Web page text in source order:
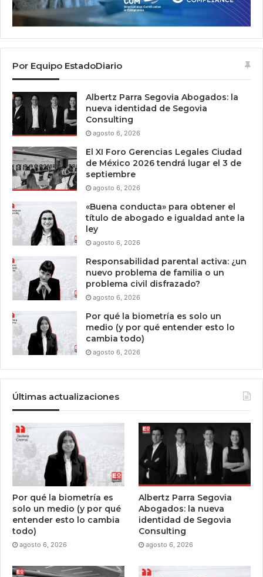
Por Equipo EstadoDiario
Albertz Parra Segovia Abogados: la
nueva identidad de Segovia
Consulting
agosto 6, 2026
El XI Foro Gerencias Legales Ciudad
de México 2026 tendrá lugar el 3 de
septiembre
agosto 6, 2026
«Buena conducta» para obtener el
título de abogado e igualdad ante la
ley
agosto 6, 2026
Responsabilidad parental activa: ¿un
nuevo problema de familia o un
problema civil disfrazado?
agosto 6, 2026
Por qué la biometría es solo un
medio (y por qué entender esto lo
cambia todo)
agosto 6, 2026
Últimas actualizaciones
Por qué la biometría es
solo un medio (y por qué
entender esto lo cambia
todo)
agosto 6, 2026
Albertz Parra Segovia
Abogados: la nueva
identidad de Segovia
Consulting
agosto 6, 2026